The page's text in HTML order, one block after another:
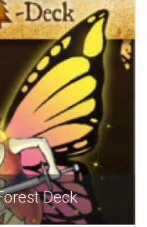
Deck